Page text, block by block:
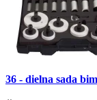
36 - dielna sada